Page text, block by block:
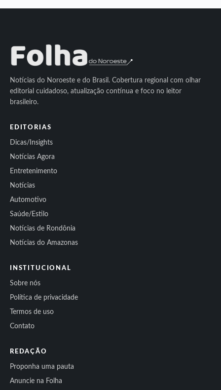
Notícias do Noroeste e do Brasil. Cobertura regional com olhar
editorial cuidadoso, atualização contínua e foco no leitor
brasileiro.
EDITORIAS
Dicas/Insights
Notícias Agora
Entretenimento
Notícias
Automotivo
Saúde/Estilo
Notícias de Rondônia
Notícias do Amazonas
INSTITUCIONAL
Sobre nós
Política de privacidade
Termos de uso
Contato
REDAÇÃO
Proponha uma pauta
Anuncie na Folha